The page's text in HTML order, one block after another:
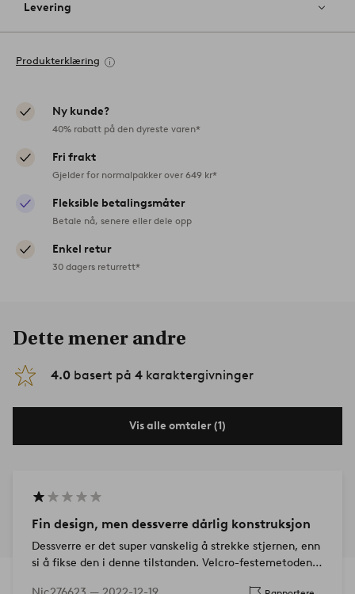
Levering
Produkterklæring
Ny kunde?
40% rabatt på den dyreste varen*
Fri frakt
Gjelder for normalpakker over 649 kr*
Fleksible betalingsmåter
Betale nå, senere eller dele opp
Enkel retur
30 dagers returrett*
Dette mener andre
4.0 basert på 4 karaktergivninger
Vis alle omtaler (1)
Fin design, men dessverre dårlig konstruksjon
Dessverre er det super vanskelig å strekke stjernen, enn
si å fikse den i denne tilstanden. Velcro-festemetoden